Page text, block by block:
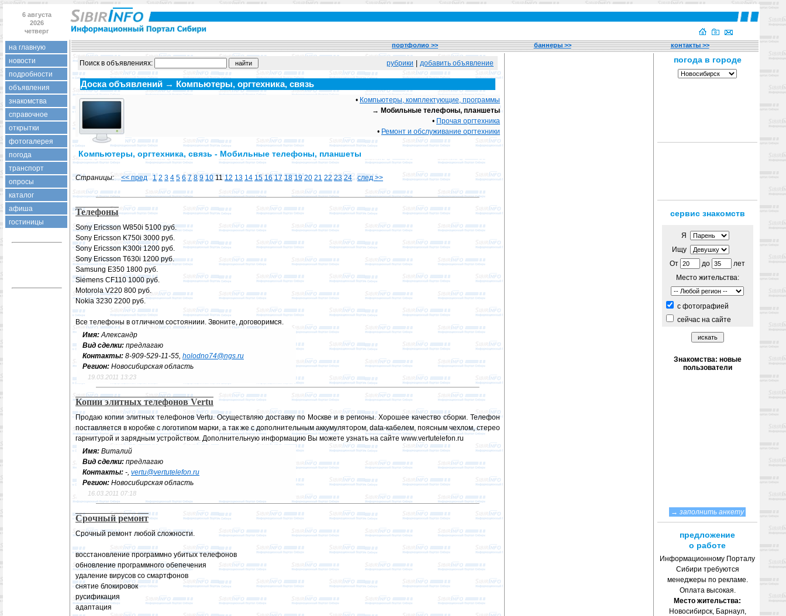
6 августа
2026
четверг
на главную
новости
подробности
объявления
знакомства
справочное
открытки
фотогалерея
погода
транспорт
опросы
каталог
афиша
гостиницы
портфолио >> баннеры >> контакты >>
Поиск в объявлениях: рубрики добавить объявление
Доска объявлений → Компьютеры, оргтехника, связь
• Компьютеры, комплектующие, программы
→ Мобильные телефоны, планшеты
• Прочая оргтехника
• Ремонт и обслуживание оргтехники
Компьютеры, оргтехника, связь - Мобильные телефоны, планшеты
Страницы: << пред 1 2 3 4 5 6 7 8 9 101112 13 14 15 16 17 18 19 20 21 22 23 24 след >>
Телефоны
Sony Ericsson W850i 5100 руб.
Sony Ericsson K750i 3000 руб.
Sony Ericsson K300i 1200 руб.
Sony Ericsson T630i 1200 руб.
Samsung E350 1800 руб.
Siemens CF110 1000 руб.
Motorola V220 800 руб.
Nokia 3230 2200 руб.
Все телефоны в отличном состояниии. Звоните, договоримся.
Имя:Александр
Вид сделки: предлагаю
Контакты: 8-909-529-11-55, holodno74@ngs.ru
Регион: Новосибирская область
19.03.2011 13:23
Копии элитных телефонов Vertu
Продаю копии элитных телефонов Vertu. Осуществляю доставку по Москве и в регионы. Хорошее качество сборки. Телефон
поставляется в коробке с логотипом марки, а так же с дополнительным аккумулятором, data-кабелем, поясным чехлом, стерео
гарнитурой и зарядным устройством. Дополнительную информацию Вы можете узнать на сайте www.vertutelefon.ru
Имя: Виталий
Вид сделки: предлагаю
Контакты: -, vertu@vertutelefon.ru
Регион: Новосибирская область
16.03.2011 07:18
Срочный ремонт
Срочный ремонт любой сложности.
восстановление программно убитых телефонов
обновление программного обепечения
удаление вирусов со смартфонов
снятие блокировок
русификация
адаптация
сервис знакомств
Я
Ищу
От
до
лет
Место жительства:
c фотографией
сейчас на сайте
→ заполнить анкету
предложение
о работе
Информационному Порталу
Сибири требуются
менеджеры по рекламе.
Оплата высокая.
Место жительства:
Новосибирск, Барнаул,